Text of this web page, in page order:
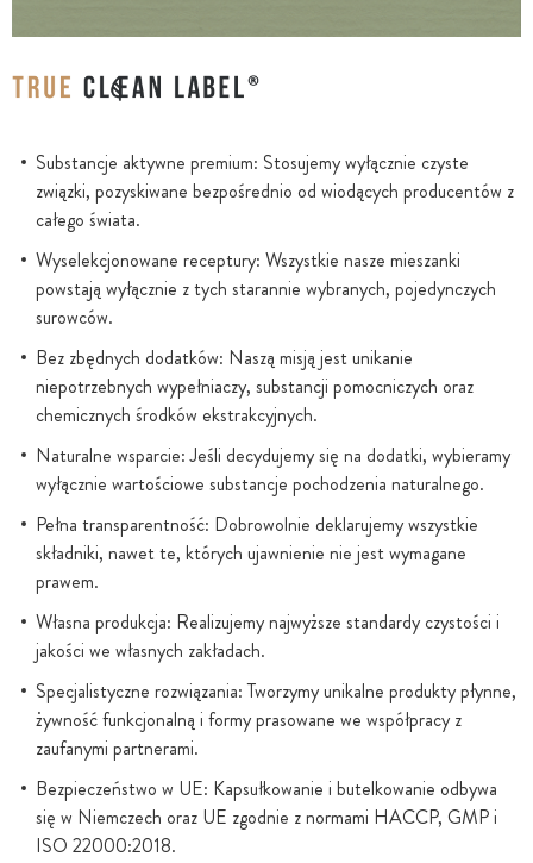
Substancje aktywne premium: Stosujemy wyłącznie czyste
związki, pozyskiwane bezpośrednio od wiodących producentów z
całego świata.
Wyselekcjonowane receptury: Wszystkie nasze mieszanki
powstają wyłącznie z tych starannie wybranych, pojedynczych
surowców.
Bez zbędnych dodatków: Naszą misją jest unikanie
niepotrzebnych wypełniaczy, substancji pomocniczych oraz
chemicznych środków ekstrakcyjnych.
Naturalne wsparcie: Jeśli decydujemy się na dodatki, wybieramy
wyłącznie wartościowe substancje pochodzenia naturalnego.
Pełna transparentność: Dobrowolnie deklarujemy wszystkie
składniki, nawet te, których ujawnienie nie jest wymagane
prawem.
Własna produkcja: Realizujemy najwyższe standardy czystości i
jakości we własnych zakładach.
Specjalistyczne rozwiązania: Tworzymy unikalne produkty płynne,
żywność funkcjonalną i formy prasowane we współpracy z
zaufanymi partnerami.
Bezpieczeństwo w UE: Kapsułkowanie i butelkowanie odbywa
się w Niemczech oraz UE zgodnie z normami HACCP, GMP i
ISO 22000:2018.